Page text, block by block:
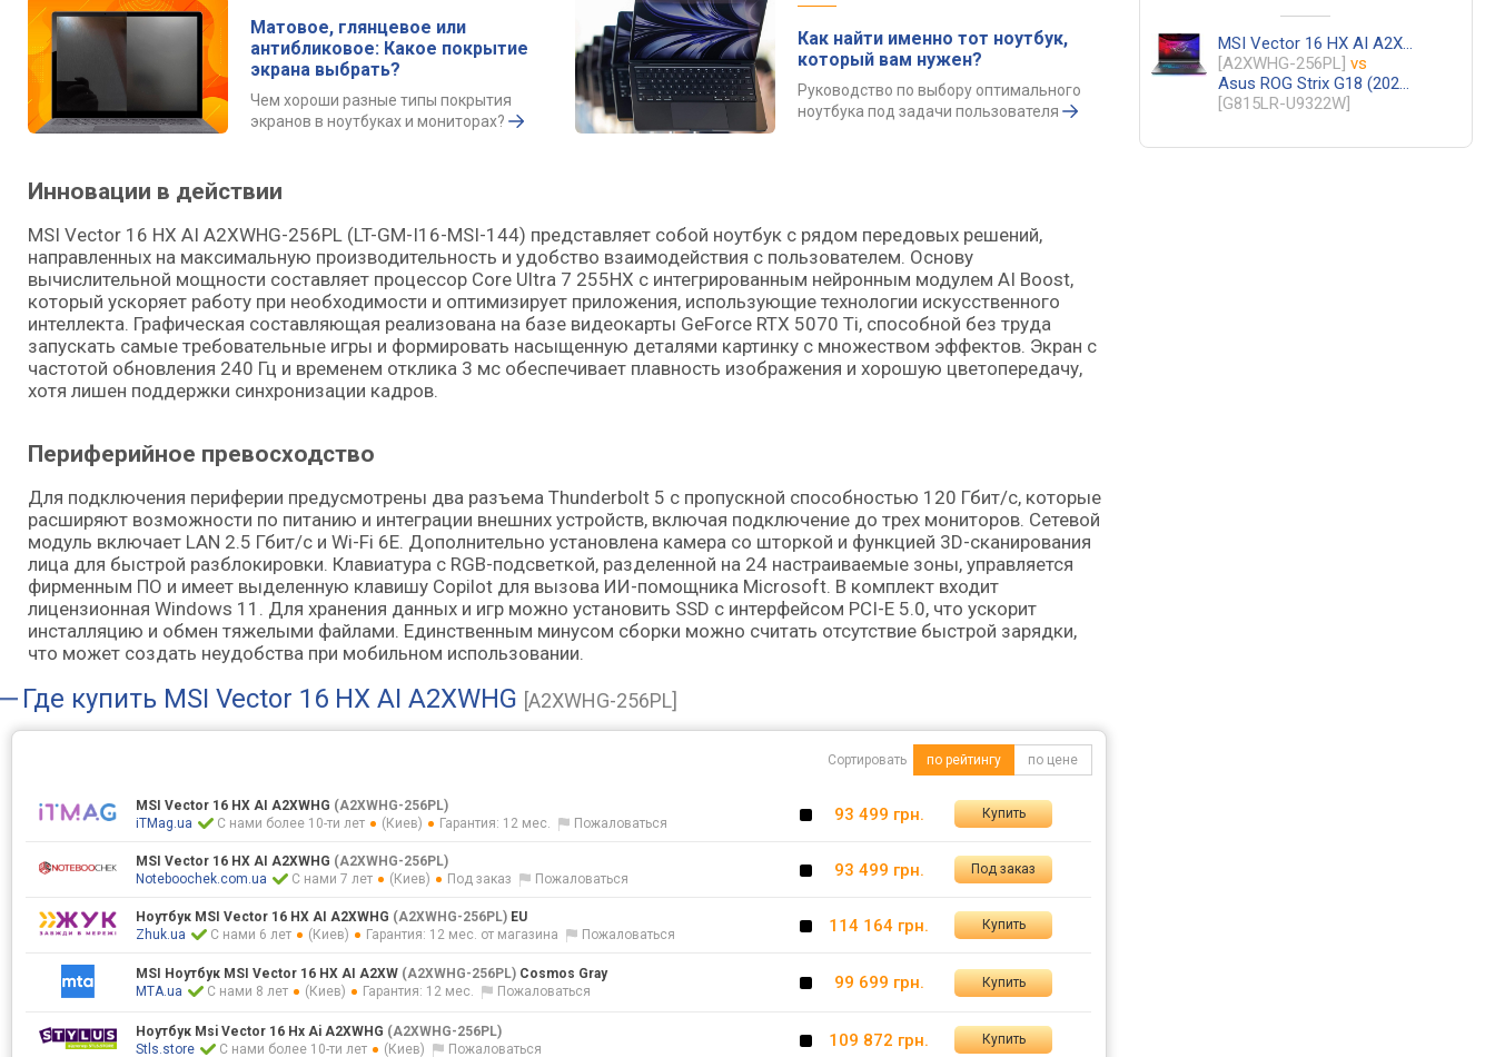
Матовое, глянцевое или
антибликовое: Какое покрытие
экрана выбрать?
Чем хороши разные типы покрытия
экранов в ноутбуках и мониторах?
Как найти именно тот ноутбук,
который вам нужен?
Руководство по выбору оптимального
ноутбука под задачи пользователя
Инновации в действии
MSI Vector 16 HX AI A2XWHG-256PL (LT-GM-I16-MSI-144) представляет собой ноутбук с рядом передовых решений,
направленных на максимальную производительность и удобство взаимодействия с пользователем. Основу
вычислительной мощности составляет процессор Core Ultra 7 255HX с интегрированным нейронным модулем AI Boost,
который ускоряет работу при необходимости и оптимизирует приложения, использующие технологии искусственного
интеллекта. Графическая составляющая реализована на базе видеокарты GeForce RTX 5070 Ti, способной без труда
запускать самые требовательные игры и формировать насыщенную деталями картинку с множеством эффектов. Экран с
частотой обновления 240 Гц и временем отклика 3 мс обеспечивает плавность изображения и хорошую цветопередачу,
хотя лишен поддержки синхронизации кадров.
Периферийное превосходство
Для подключения периферии предусмотрены два разъема Thunderbolt 5 с пропускной способностью 120 Гбит/с, которые
расширяют возможности по питанию и интеграции внешних устройств, включая подключение до трех мониторов. Сетевой
модуль включает LAN 2.5 Гбит/с и Wi-Fi 6E. Дополнительно установлена камера со шторкой и функцией 3D-сканирования
лица для быстрой разблокировки. Клавиатура с RGB-подсветкой, разделенной на 24 настраиваемые зоны, управляется
фирменным ПО и имеет выделенную клавишу Copilot для вызова ИИ-помощника Microsoft. В комплект входит
лицензионная Windows 11. Для хранения данных и игр можно установить SSD с интерфейсом PCI-E 5.0, что ускорит
инсталляцию и обмен тяжелыми файлами. Единственным минусом сборки можно считать отсутствие быстрой зарядки,
что может создать неудобства при мобильном использовании.
Где купить MSI Vector 16 HX AI A2XWHG [A2XWHG-256PL]
Сортировать по рейтингу по цене
MSI Vector 16 HX AI A2XWHG (A2XWHG-256PL)
iTMag.ua
С нами более 10-ти лет (Киев) Гарантия: 12 мес. Пожаловаться 93 499 грн. Купить
MSI Vector 16 HX AI A2XWHG (A2XWHG-256PL)
Noteboochek.com.ua
С нами 7 лет (Киев) Под заказ Пожаловаться 93 499 грн. Под заказ
Ноутбук MSI Vector 16 HX AI A2XWHG (A2XWHG-256PL) EU
Zhuk.ua
С нами 6 лет (Киев) Гарантия: 12 мес. от магазина Пожаловаться 114 164 грн. Купить
MSI Ноутбук MSI Vector 16 HX AI A2XW (A2XWHG-256PL) Cosmos Gray
MTA.ua
С нами 8 лет (Киев) Гарантия: 12 мес. Пожаловаться 99 699 грн. Купить
Ноутбук Msi Vector 16 Hx Ai A2XWHG (A2XWHG-256PL)
Stls.store
С нами более 10-ти лет (Киев) Пожаловаться 109 872 грн. Купить
MSI Vector 16 HX AI A2XWHG
[A2XWHG-256PL] vs
Asus ROG Strix G18 (2025) G815LR
[G815LR-U9322W]